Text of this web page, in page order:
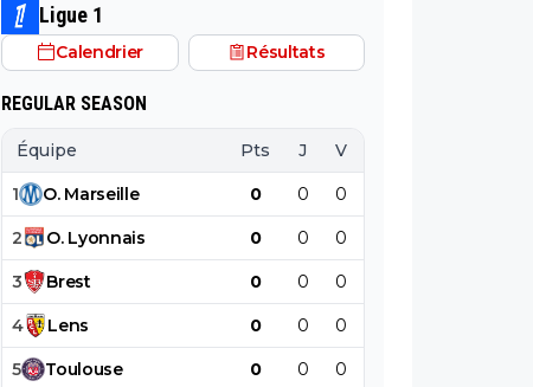
Ligue 1
Calendrier Résultats
REGULAR SEASON
Équipe Pts J V
1 O. Marseille 0 0 0
2 O. Lyonnais 0 0 0
3 Brest 0 0 0
4 Lens 0 0 0
5 Toulouse 0 0 0